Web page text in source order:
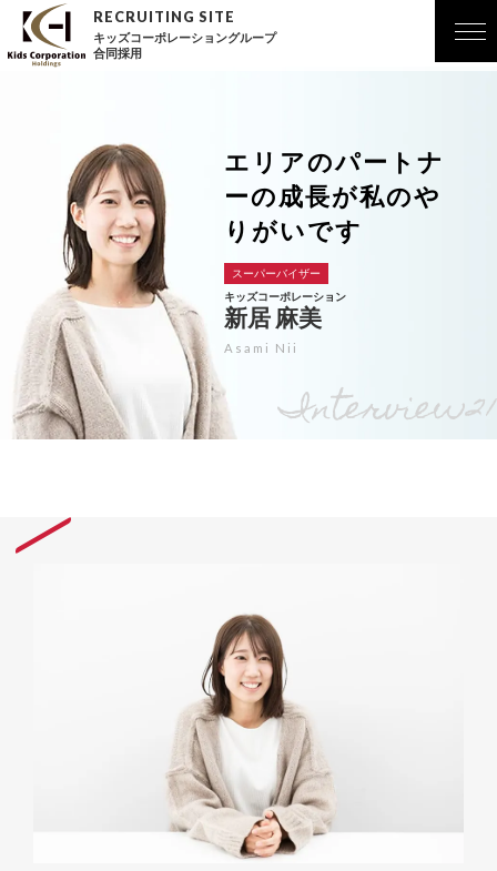
キッズコーポレーショングループ
合同採用
エリアのパートナ
ーの成長が私のや
りがいです
スーパーバイザー
キッズコーポレーション
新居 麻美
Asami Nii